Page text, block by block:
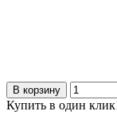
В корзину
Купить в один